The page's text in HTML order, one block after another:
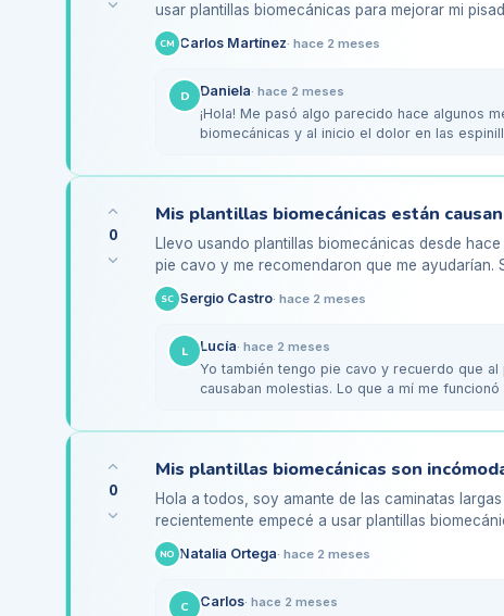
usar plantillas biomecánicas para mejorar mi
intenso en las…
CM Carlos Martínez· hace 2 meses
D Daniela· hace 2 meses
¡Hola! Me pasó algo parecido hace algunos
biomecánicas y al inicio el dolor en las
0
Llevo usando plantillas biomecánicas desde
pie cavo y me recomendaron que me ayudarían.
notado un dolor persistente…
SC Sergio Castro· hace 2 meses
L Lucía· hace 2 meses
Yo también tengo pie cavo y recuerdo que al
causaban molestias. Lo que a mí me
0
Hola a todos, soy amante de las caminatas
recientemente empecé a usar plantillas
pisada. Sin embargo, he notado…
NO Natalia Ortega· hace 2 meses
C Carlos· hace 2 meses